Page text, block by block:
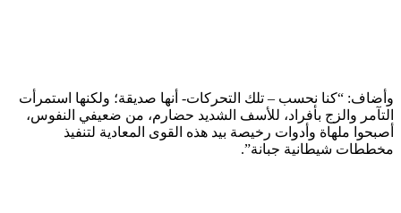
وأضاف: “كنا نحسب – تلك التحركات- أنها صديقة؛ ولكنها استمرأت
التآمر والزج بأفراد، للأسف الشديد حضارم، من ضعيفي النفوس،
أصبحوا ملهاة وأدوات رخيصة بيد هذه القوى المعادية لتنفيذ
مخططات شيطانية جبانة”.